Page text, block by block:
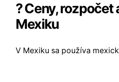
? Ceny, rozpočet
Mexiku
V Mexiku sa používa